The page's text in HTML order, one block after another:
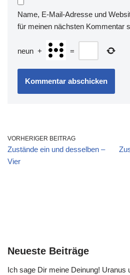
Name, E-Mail-Adresse und
für meinen nächsten Kommentar
neun + =
VORHERIGER BEITRAG
Zustände ein und desselben –
Vier
Neueste Beiträge
Ich sage Dir meine Deinung! Uranus